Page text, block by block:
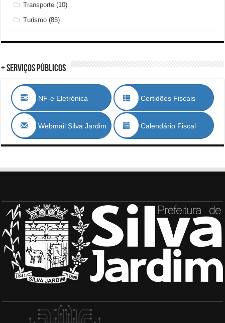
Transporte (10)
Turismo (85)
+ Serviços Públicos
NF-e Eletrónica Certidões Fiscais
Webmail Silva Jardim Calendário Fiscal